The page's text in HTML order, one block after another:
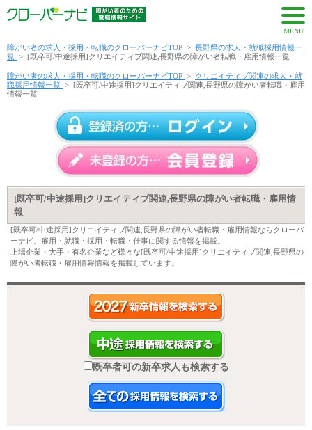
MENU
障がい者の求人・採用・転職のクローバーナビTOP > 長野県の求人・就職採用情報一
覧 > [既卒可/中途採用]クリエイティブ関連,長野県の障がい者転職・雇用情報一覧
障がい者の求人・採用・転職のクローバーナビTOP > クリエイティブ関連の求人・就
職採用情報一覧 > [既卒可/中途採用]クリエイティブ関連,長野県の障がい者転職・雇用
情報一覧
[既卒可/中途採用]クリエイティブ関連,長野県の障がい者転職・雇用情
報
[既卒可/中途採用]クリエイティブ関連,長野県の障がい者転職・雇用情報ならクローバ
ーナビ。雇用・就職・採用・転職・仕事に関する情報を掲載。
上場企業・大手・有名企業など様々な[既卒可/中途採用]クリエイティブ関連,長野県の
障がい者転職・雇用情報情報を掲載しています。
既卒者可の新卒求人も検索する